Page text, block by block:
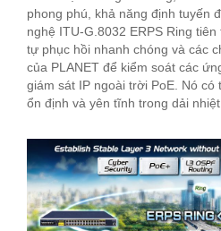
phong phú, khả năng định tuyến
nghệ ITU-G.8032 ERPS Ring
tự phục hồi nhanh chóng và các
của PLANET để kiểm soát các
giám sát IP ngoài trời PoE. Nó có
ổn định và yên tĩnh trong dải